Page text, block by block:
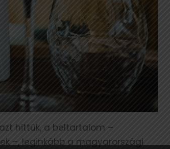
hittük, a beltartalom –
–, leginkább a magyarországi